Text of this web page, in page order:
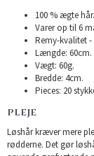
100 % ægte hår.
Varer op til 6
Remy-kvalitet
Længde: 60cm.
Vægt: 60g.
Bredde: 4cm.
Pieces: 20
PLEJE
Løshår kræver mere
rødderne. Det gør